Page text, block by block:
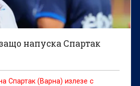
напуска Спартак
Спартак (Варна) излезе с